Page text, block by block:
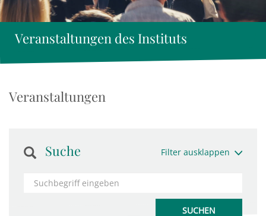
Veranstaltungen des Instituts
Veranstaltungen
Suche Filter ausklappen